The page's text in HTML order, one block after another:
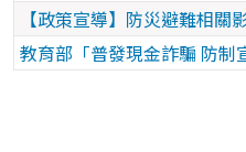
【政策宣導】防災避難相
教育部「普發現金詐騙 防制